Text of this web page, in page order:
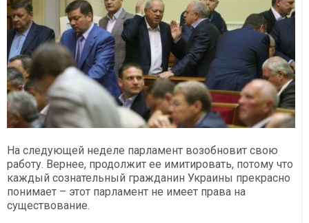
На следующей неделе парламент возобновит свою
работу. Вернее, продолжит ее имитировать, потому что
каждый сознательный гражданин Украины прекрасно
понимает – этот парламент не имеет права на
существование.